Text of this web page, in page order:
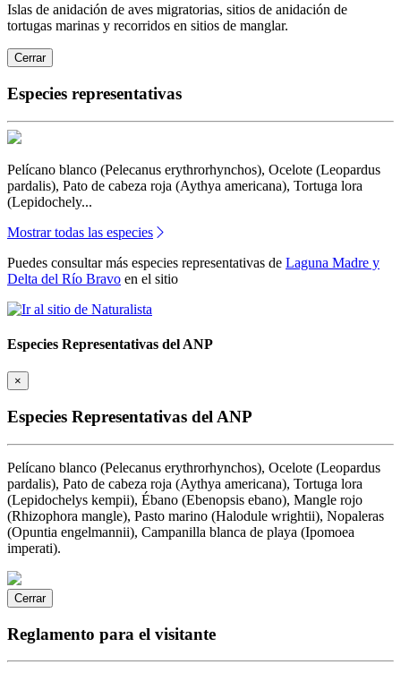
Islas de anidación de aves migratorias, sitios de anidación de
tortugas marinas y recorridos en sitios de manglar.
Cerrar
Especies representativas
Pelícano blanco (Pelecanus erythrorhynchos), Ocelote (Leopardus
pardalis), Pato de cabeza roja (Aythya americana), Tortuga lora
(Lepidochely...
Mostrar todas las especies
Puedes consultar más especies representativas de Laguna Madre y
Delta del Río Bravo en el sitio
Especies Representativas del ANP
×
Especies Representativas del ANP
Pelícano blanco (Pelecanus erythrorhynchos), Ocelote (Leopardus
pardalis), Pato de cabeza roja (Aythya americana), Tortuga lora
(Lepidochelys kempii), Ébano (Ebenopsis ebano), Mangle rojo
(Rhizophora mangle), Pasto marino (Halodule wrightii), Nopaleras
(Opuntia engelmannii), Campanilla blanca de playa (Ipomoea
imperati).
Cerrar
Reglamento para el visitante